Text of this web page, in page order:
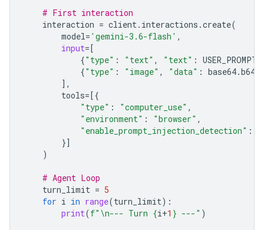
# First interaction
interaction = client. interactions .create(
model= 'gemini-3.6-flash' ,
input=[
{"type" : "text" , "text" : USER_PROMPT
{"type" : "image" , "data" : base64.
],
tools=[{
"type" : "computer_use" ,
"environment" : "browser" ,
"enable_prompt_injection_detection" :
}]
)
# Agent Loop
turn_limit = 5
for i in range(turn_limit):
print(f" \n--- Turn {i+1 } ---" )